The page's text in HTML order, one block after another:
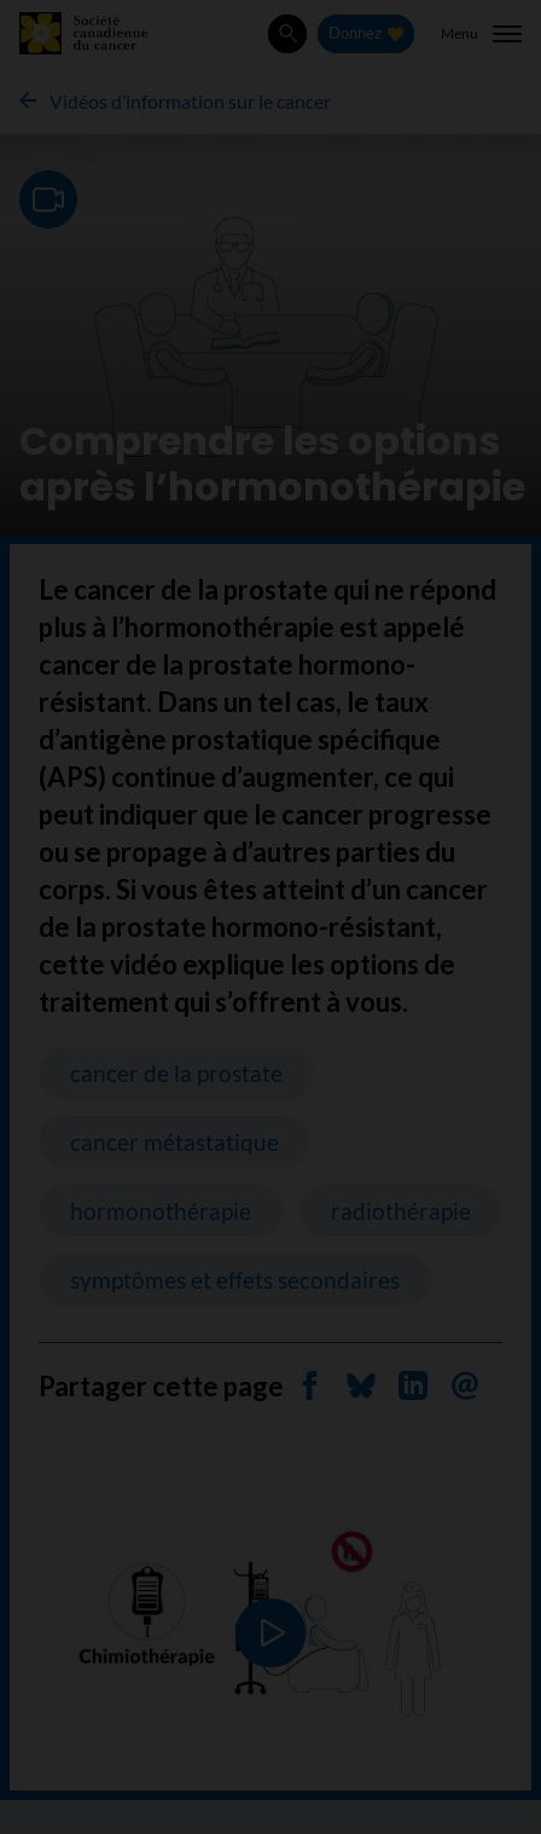
Rechercher
Donnez Menu
Vidéos d’information sur le cancer
Video
Comprendre les options
après l’hormonothérapie
Le cancer de la prostate qui ne répond
plus à l’hormonothérapie est appelé
cancer de la prostate hormono-
résistant. Dans un tel cas, le taux
d’antigène prostatique spécifique
(APS) continue d’augmenter, ce qui
peut indiquer que le cancer progresse
ou se propage à d’autres parties du
corps. Si vous êtes atteint d’un cancer
de la prostate hormono-résistant,
cette vidéo explique les options de
traitement qui s’offrent à vous.
cancer de la prostate
cancer métastatique
hormonothérapie radiothérapie
symptômes et effets secondaires
Partager cette page Partager sur Facebook
Partager sur
Partager sur
Lire le vidéo